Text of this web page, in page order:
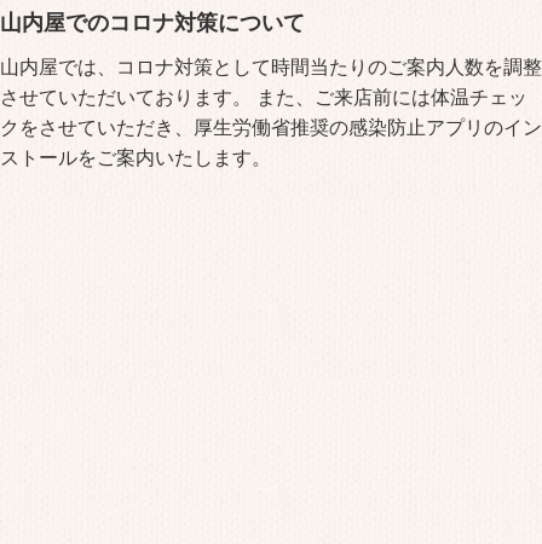
山内屋でのコロナ対策について
山内屋では、コロナ対策として時間当たりのご案内人数を調整
させていただいております。 また、ご来店前には体温チェッ
クをさせていただき、厚生労働省推奨の感染防止アプリのイン
ストールをご案内いたします。